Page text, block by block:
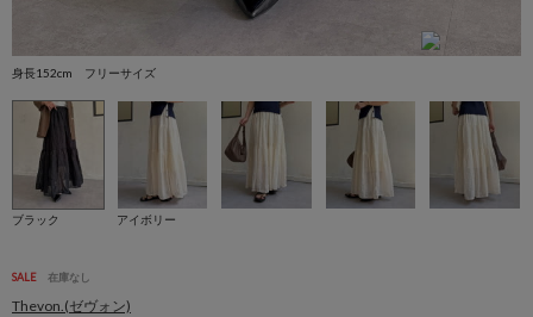
身長152cm フリーサイズ
ブラック アイボリー
SALE 在庫なし
Thevon.(ゼヴォン)